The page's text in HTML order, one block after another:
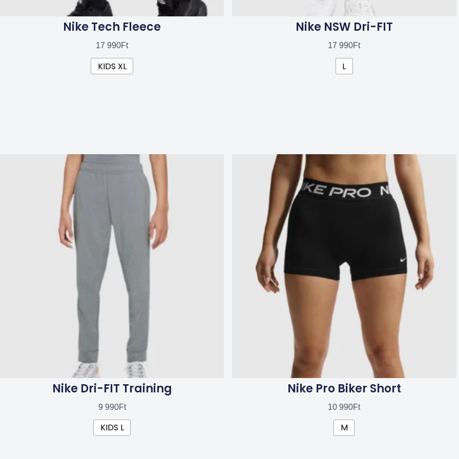
Nike Tech Fleece
17 990Ft
KIDS XL
Nike NSW Dri-FIT
17 990Ft
L
Nike Dri-FIT Training
9 990Ft
terméknek
van.
A
változatok
termékoldalon
választhatók
KIDS L
Nike Pro Biker Short
10 990Ft
terméknek
több
termékoldalon
választhatók
M